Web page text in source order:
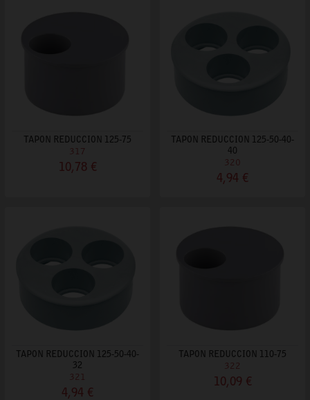
TAPON REDUCCION 125-75
317
10,78 €
TAPON REDUCCION 125-50-40-
40
320
4,94 €
TAPON REDUCCION 125-50-40-
32
321
4,94 €
TAPON REDUCCION 110-75
322
10,09 €